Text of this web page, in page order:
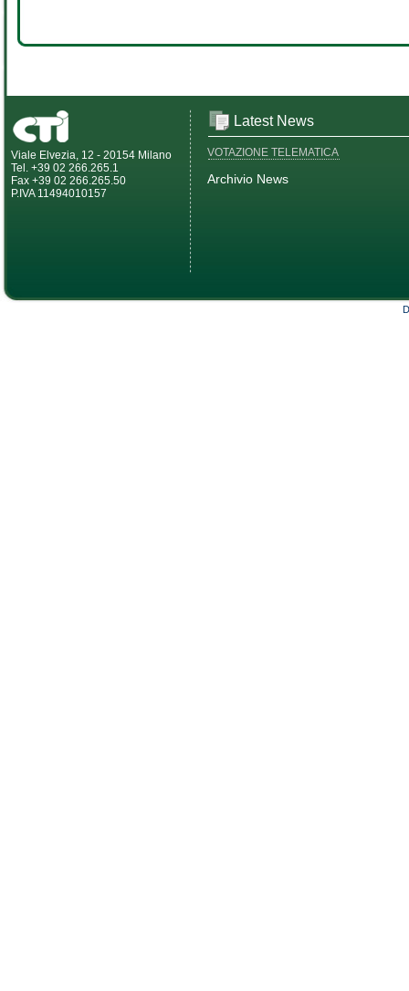
Viale Elvezia, 12 - 20154 Milano
Tel. +39 02 266.265.1
Fax +39 02 266.265.50
P.IVA 11494010157
Latest News
VOTAZIONE TELEMATICA
Archivio News